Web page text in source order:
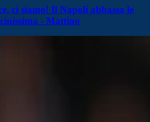
ci siamo! Il Napoli abbassa le
- Mattino